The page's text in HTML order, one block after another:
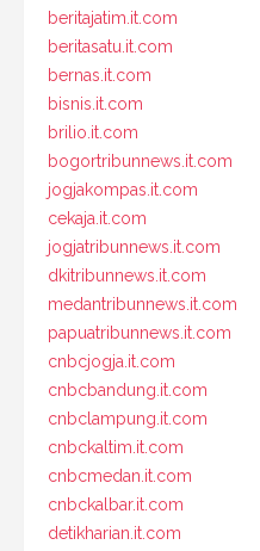
beritajatim.it.com
beritasatu.it.com
bernas.it.com
bisnis.it.com
brilio.it.com
bogortribunnews.it.com
jogjakompas.it.com
cekaja.it.com
jogjatribunnews.it.com
dkitribunnews.it.com
medantribunnews.it.com
papuatribunnews.it.com
cnbcjogja.it.com
cnbcbandung.it.com
cnbclampung.it.com
cnbckaltim.it.com
cnbcmedan.it.com
cnbckalbar.it.com
detikharian.it.com